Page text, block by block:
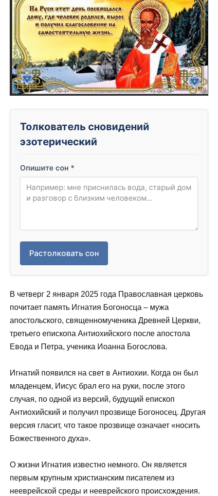
Толкователь сновидений
эзотерический
Опишите сон *
Растолковать сон
В четверг 2 января 2025 года Православная церковь
почитает память Игнатия Богоносца – мужа
апостольского, священномученика Древней Церкви,
третьего епископа Антиохийского после апостола
Евода и Петра, ученика Иоанна Богослова.
Игнатий появился на свет в Антиохии. Когда он был
младенцем, Иисус брал его на руки, после этого
случая, по одной из версий, будущий епископ
Антиохийский и получил прозвище Богоносец. Другая
версия гласит, что такое прозвище означает «носить
Божественного духа».
О жизни Игнатия известно немного. Он является
первым крупным христианским писателем из
нееврейской среды и нееврейского происхождения.